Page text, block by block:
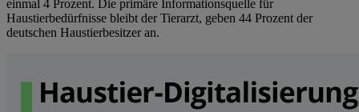
einmal 4 Prozent. Die primäre Informationsquelle für
Haustierbedürfnisse bleibt der Tierarzt, geben 44 Prozent der
deutschen Haustierbesitzer an.